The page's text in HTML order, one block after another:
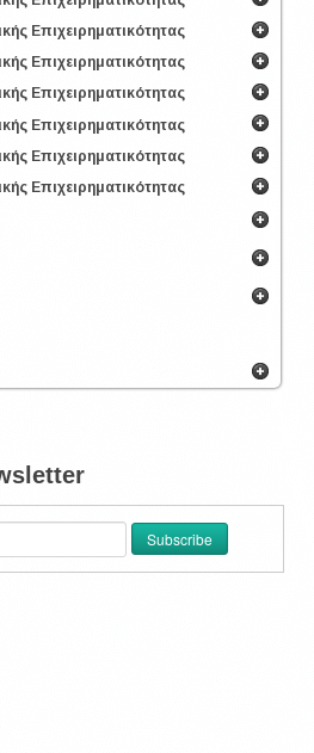
Επιχειρηματικότητας
Επιχειρηματικότητας
Επιχειρηματικότητας
Επιχειρηματικότητας
Επιχειρηματικότητας
Επιχειρηματικότητας